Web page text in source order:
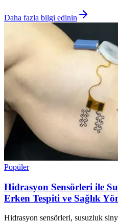
Daha fazla bilgi edinin
Popüler
Hidrasyon Sensörleri ile
Erken Tespiti ve Sağlık
Hidrasyon sensörleri, susuzluk